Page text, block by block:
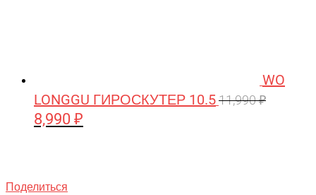
WO
LONGGU ГИРОСКУТЕР 10.511,990₽
Первоначальная
8,990 ₽
Поделиться